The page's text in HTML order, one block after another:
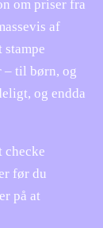
om priser fra
af
– til børn, og
og endda
checke
før du
på at